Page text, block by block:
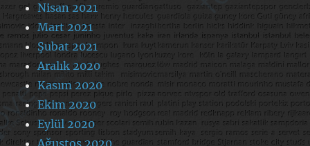
Nisan 2021
Mart 2021
Şubat 2021
Aralık 2020
Kasım 2020
Ekim 2020
Eylül 2020
Ağustos 2020